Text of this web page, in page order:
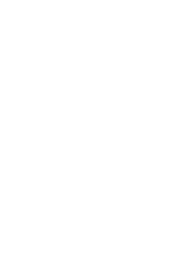
Gram Kleur 106
Catona 25
106
katoenen
te haken, te breien, voor
en amigurumi haken.